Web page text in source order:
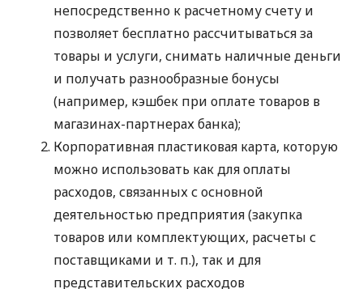
непосредственно к расчетному счету и
позволяет бесплатно рассчитываться за
товары и услуги, снимать наличные деньги
и получать разнообразные бонусы
(например, кэшбек при оплате товаров в
магазинах-партнерах банка);
Корпоративная пластиковая карта, которую
можно использовать как для оплаты
расходов, связанных с основной
деятельностью предприятия (закупка
товаров или комплектующих, расчеты с
поставщиками и т. п.), так и для
представительских расходов